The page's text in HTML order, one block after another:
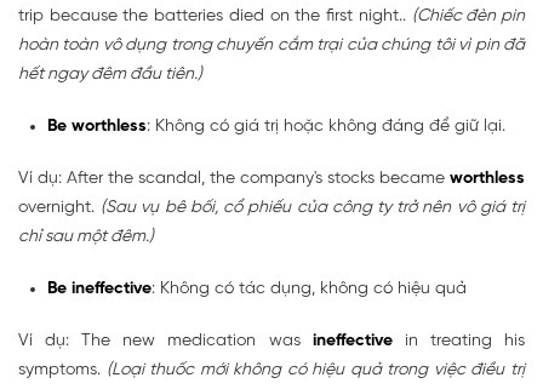
trip because the batteries died on the first night.. (Chiếc đèn pin
hoàn toàn vô dụng trong chuyến cắm trại của chúng tôi vì pin đã
hết ngay đêm đầu tiên.)
Be worthless: Không có giá trị hoặc không đáng để giữ lại.
Ví dụ: After the scandal, the company's stocks became worthless
overnight. (Sau vụ bê bối, cổ phiếu của công ty trở nên vô giá trị
chỉ sau một đêm.)
Be ineffective: Không có tác dụng, không có hiệu quả
Ví dụ: The new medication was ineffectivein treating his
symptoms. (Loại thuốc mới không có hiệu quả trong việc điều trị